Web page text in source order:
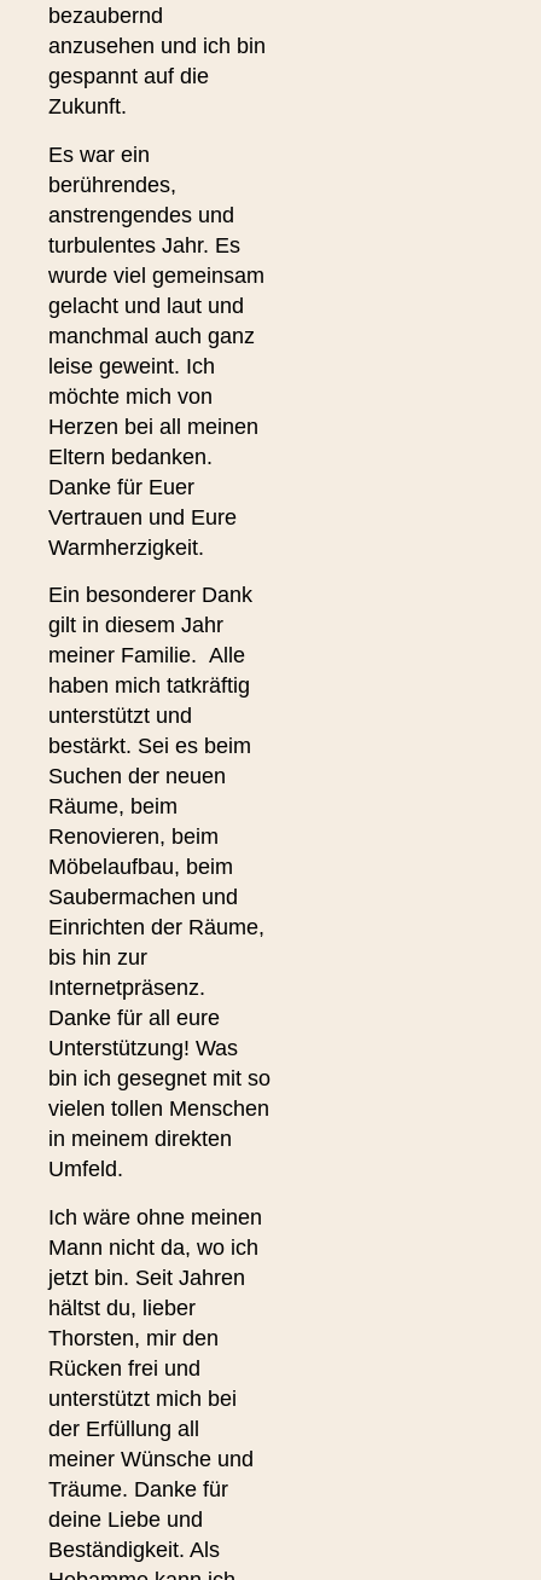
bezaubernd
anzusehen und ich bin
gespannt auf die
Zukunft.
Es war ein
berührendes,
anstrengendes und
turbulentes Jahr. Es
wurde viel gemeinsam
gelacht und laut und
manchmal auch ganz
leise geweint. Ich
möchte mich von
Herzen bei all meinen
Eltern bedanken.
Danke für Euer
Vertrauen und Eure
Warmherzigkeit.
Ein besonderer Dank
gilt in diesem Jahr
meiner Familie. Alle
haben mich tatkräftig
unterstützt und
bestärkt. Sei es beim
Suchen der neuen
Räume, beim
Renovieren, beim
Möbelaufbau, beim
Saubermachen und
Einrichten der Räume,
bis hin zur
Internetpräsenz.
Danke für all eure
Unterstützung! Was
bin ich gesegnet mit so
vielen tollen Menschen
in meinem direkten
Umfeld.
Ich wäre ohne meinen
Mann nicht da, wo ich
jetzt bin. Seit Jahren
hältst du, lieber
Thorsten, mir den
Rücken frei und
unterstützt mich bei
der Erfüllung all
meiner Wünsche und
Träume. Danke für
deine Liebe und
Beständigkeit. Als